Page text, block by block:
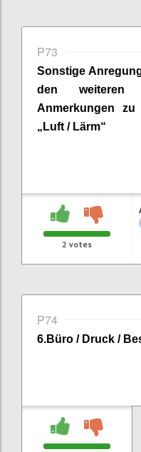
P73
Sonstige
den weiteren
Anmerkungen
„ Luft / Lärm“
2 votes
P74
6.Büro / Druck /